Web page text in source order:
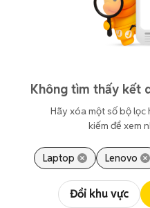
Không tìm thấy kết
Hãy xóa một số bộ lọc
kiếm để xem
Laptop Lenovo
Đổi khu vực